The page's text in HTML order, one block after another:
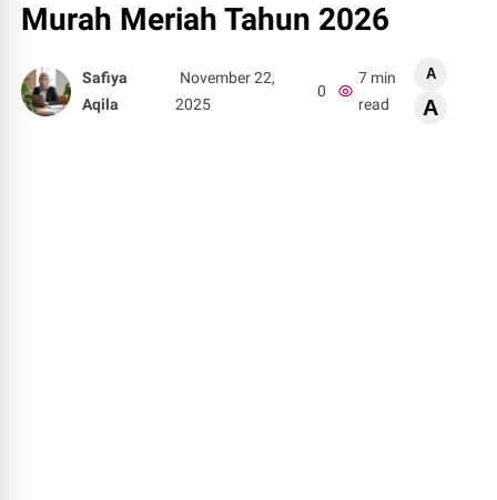
Murah Meriah Tahun 2026
Safiya
Aqila
November 22,
2025
0
7 min
read
A
A